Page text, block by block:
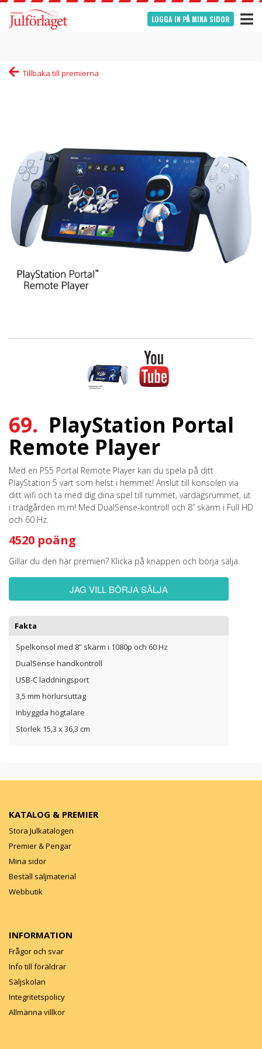
LOGGA IN PÅ MINA SIDOR
Tillbaka till premierna
69. PlayStation Portal
Remote Player
Med en PS5 Portal Remote Player kan du spela på ditt
PlayStation 5 vart som helst i hemmet! Anslut till konsolen via
ditt wifi och ta med dig dina spel till rummet, vardagsrummet, ut
i trädgården m.m! Med DualSense-kontroll och 8” skärm i Full HD
och 60 Hz.
4520 poäng
Gillar du den här premien? Klicka på knappen och börja sälja.
JAG VILL BÖRJA SÄLJA
Fakta
Spelkonsol med 8” skärm i 1080p och 60 Hz
DualSense handkontroll
USB-C laddningsport
3,5 mm hörlursuttag
Inbyggda högtalare
Storlek 15,3 x 36,3 cm
KATALOG & PREMIER
Stora Julkatalogen
Premier & Pengar
Mina sidor
Beställ säljmaterial
Webbutik
INFORMATION
Frågor och svar
Info till föräldrar
Säljskolan
Integritetspolicy
Allmänna villkor